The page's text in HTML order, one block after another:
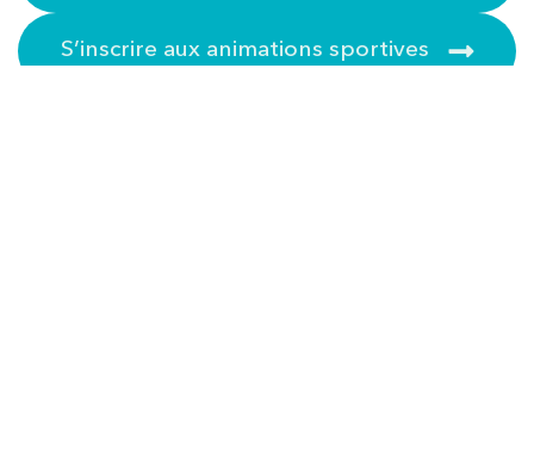
S’inscrire aux animations sportives